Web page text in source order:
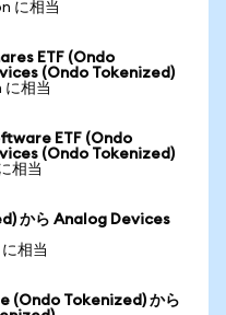
に相当
ETF (Ondo
(Ondo Tokenized)
に相当
ETF (Ondo
(Ondo Tokenized)
相当
から Analog Devices
相当
(Ondo Tokenized) から